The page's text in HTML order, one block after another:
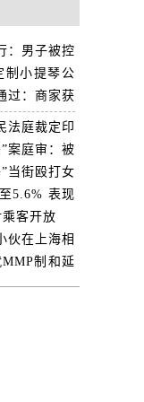
：男子被控
制小提琴公
过：商家获
法庭裁定印
案庭审：被
当街殴打女
，一人伤势
5.6% 表现
客开放
伙在上海相
制和延